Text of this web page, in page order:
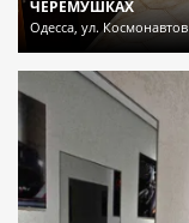
ЧЕРЕМУШКАХ
Одесса, ул. Космонавтов